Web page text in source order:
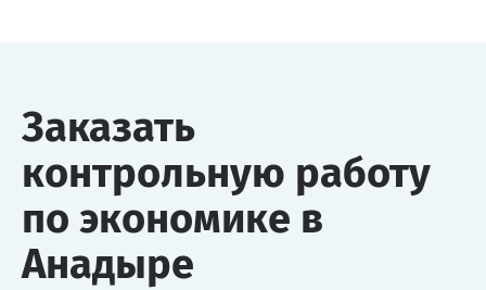
Заказать
контрольную работу
по экономике в
Анадыре